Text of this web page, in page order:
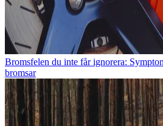
Bromsfelen du inte får ignorera:
bromsar